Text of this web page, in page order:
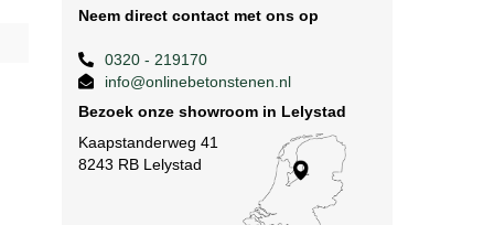
Neem direct contact met ons op
0320 - 219170
info@onlinebetonstenen.nl
Bezoek onze showroom in Lelystad
Kaapstanderweg 41
8243 RB Lelystad